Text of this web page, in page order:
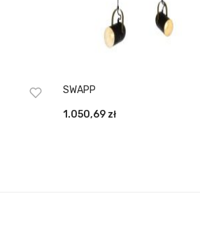
SWAPP
1.050,69 zł